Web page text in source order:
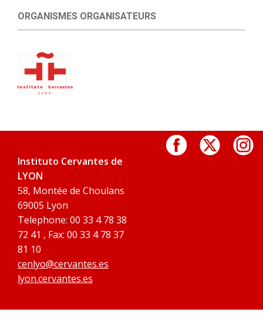
ORGANISMES ORGANISATEURS
Instituto Cervantes de
LYON
58, Montée de Choulans
69005 Lyon
Telephone: 00 33 4 78 38
72 41 , Fax: 00 33 4 78 37
81 10
cenlyo@cervantes.es
lyon.cervantes.es